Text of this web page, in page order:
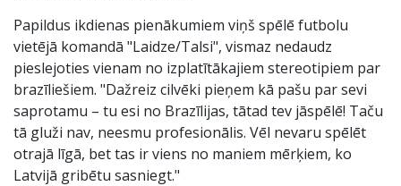
Papildus ikdienas pienākumiem viņš spēlē futbolu
vietējā komandā "Laidze/Talsi", vismaz nedaudz
pieslejoties vienam no izplatītākajiem stereotipiem par
brazīliešiem. "Dažreiz cilvēki pieņem kā pašu par sevi
saprotamu – tu esi no Brazīlijas, tātad tev jāspēlē! Taču
tā gluži nav, neesmu profesionālis. Vēl nevaru spēlēt
otrajā līgā, bet tas ir viens no maniem mērķiem, ko
Latvijā gribētu sasniegt."